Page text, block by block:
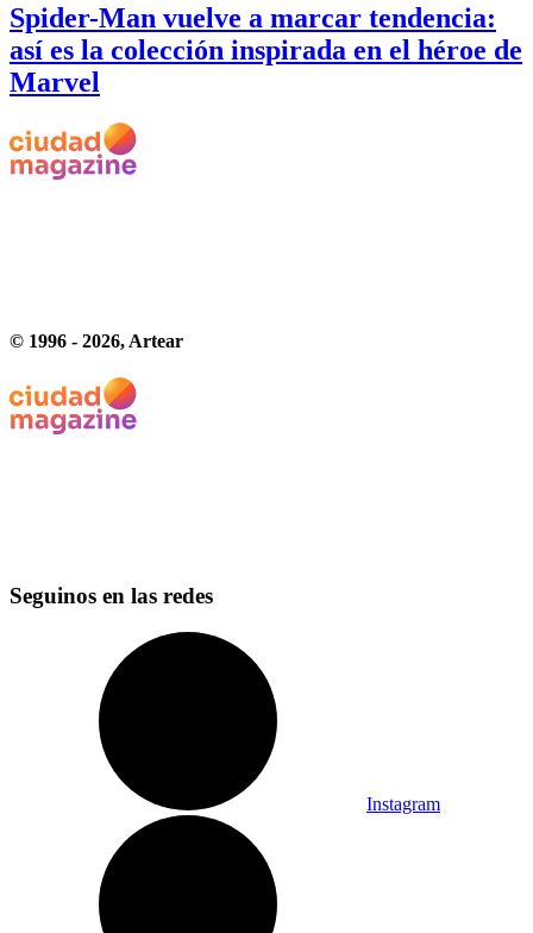
Spider-Man vuelve a marcar tendencia:
así es la colección inspirada en el héroe de
Marvel
© 1996 - 2026, Artear
Seguinos en las redes
Instagram